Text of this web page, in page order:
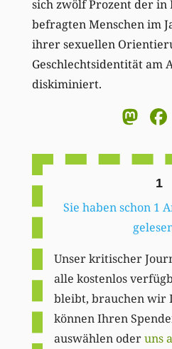
sichzwölf Prozent der in
befragten Menschen im
ihrer sexuellen
Geschlechtsidentitätam
diskiminiert.
1
Sie haben schon 1
Unser kritischer
alle kostenlos
bleibt, brauchen wir
können Ihren
auswählen oderuns